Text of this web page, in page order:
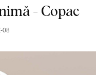
- Copac
08